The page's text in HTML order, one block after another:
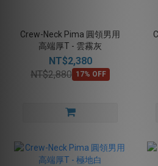
Crew-Neck Pima 圓領男用
高端厚T - 雲霧灰
NT$2,380
NT$2,880 17% OFF